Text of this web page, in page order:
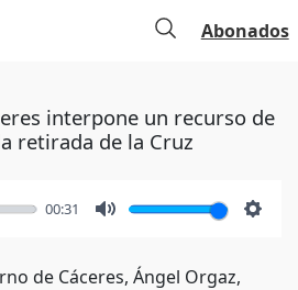
Abonados
interpone un recurso de
retirada de la Cruz
00:31
de Cáceres, Ángel Orgaz,